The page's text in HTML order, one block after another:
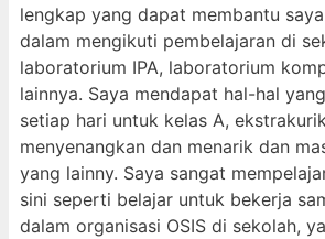
lengkap yang dapat membantu
dalam mengikuti pembelajaran di
laboratorium IPA, laboratorium
lainnya. Saya mendapat hal-hal
setiap hari untuk kelas A,
menyenangkan dan menarik dan
yang lainny. Saya sangat
sini seperti belajar untuk bekerja
dalam organisasi OSIS di sekolah,